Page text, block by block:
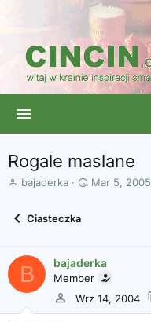
Rogale maslane
A
ą
t
k
bajaderka
D
z
p
o
Mar 5, 2005
Ciasteczka
B bajaderka
Member
Wrz 14, 2004